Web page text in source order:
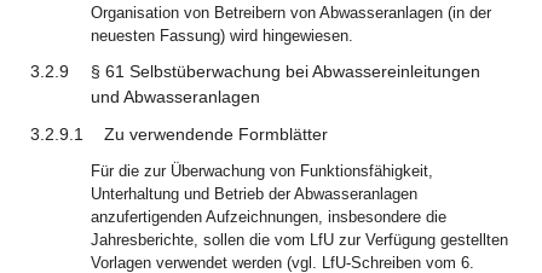
Organisation von Betreibern von Abwasseranlagen (in der
neuesten Fassung) wird hingewiesen.
3.2.9
§ 61 Selbstüberwachung bei Abwassereinleitungen
und Abwasseranlagen
3.2.9.1
Zu verwendende Formblätter
Für die zur Überwachung von Funktionsfähigkeit,
Unterhaltung und Betrieb der Abwasseranlagen
anzufertigenden Aufzeichnungen, insbesondere die
Jahresberichte, sollen die vom LfU zur Verfügung gestellten
Vorlagen verwendet werden (vgl. LfU-Schreiben vom 6.